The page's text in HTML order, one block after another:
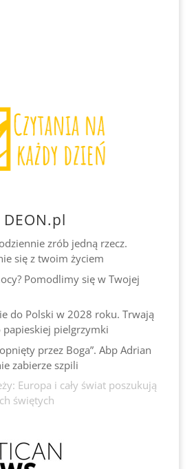
zrób jedną rzecz.
się z twoim życiem
Pomodlimy się w Twojej
do Polski w 2028 roku. Trwają
pielgrzymki
przez Boga”. Abp Adrian
zabierze szpili
Europa i cały świat poszukują
świętych